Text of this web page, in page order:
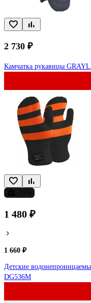
2 730 ₽
Камчатка рукавицы
1 480 ₽
1 660 ₽
Детские
DG536M